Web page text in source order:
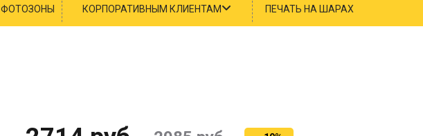
ФОТОЗОНЫ КОРПОРАТИВНЫМ КЛИЕНТАМ ПЕЧАТЬ НА ШАРАХ